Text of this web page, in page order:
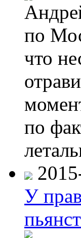
по
что
по
У